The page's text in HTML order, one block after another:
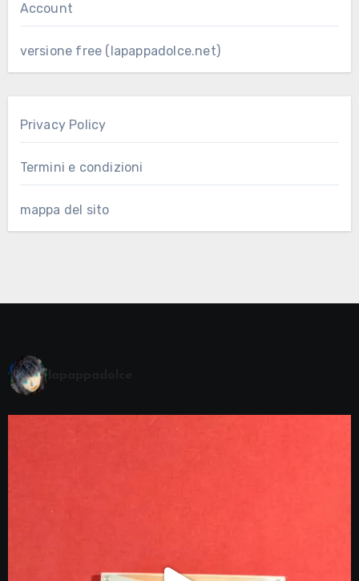
Account
versione free (lapappadolce.net)
Privacy Policy
Termini e condizioni
mappa del sito